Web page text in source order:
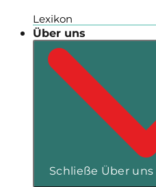
Lexikon
Über uns
Schließe Über uns